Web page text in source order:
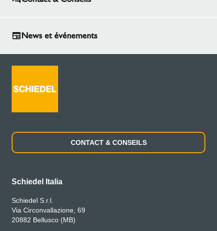
News et événements
CONTACT & CONSEILS
Schiedel Italia
Schiedel S.r.l.
Via Circonvallazione, 69
20882 Bellusco (MB)